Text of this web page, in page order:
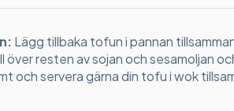
Lägg tillbaka tofun i pannan
över resten av sojan och sesamoljan
och servera gärna din tofu i wok